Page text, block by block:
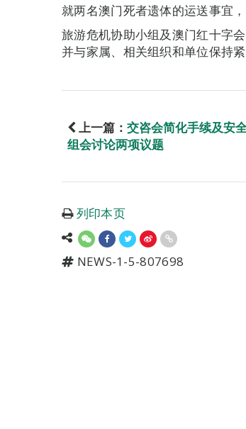
就两名澳门死者遗体的运送事宜
旅游危机协助小组及澳门红十字
并与家属、相关组织和单位保持
上一篇： 交咨会简化手续及安
组会讨论两项议题
列印本页
NEWS-1-5-807698